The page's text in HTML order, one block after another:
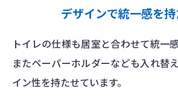
デザインで統一感を
トイレの仕様も居室と合わせて統一
またペーパーホルダーなども入れ替
イン性を持たせています。